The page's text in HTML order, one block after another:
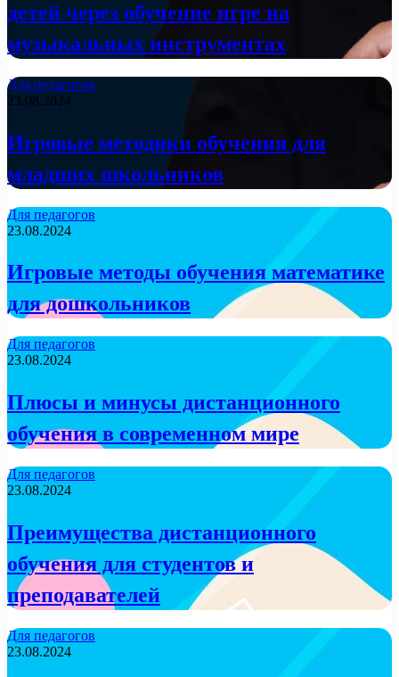
детей через обучение игре на
музыкальных инструментах
Для педагогов
23.08.2024
Игровые методики обучения для
младших школьников
Для педагогов
23.08.2024
Игровые методы обучения математике
для дошкольников
Для педагогов
23.08.2024
Плюсы и минусы дистанционного
обучения в современном мире
Для педагогов
23.08.2024
Преимущества дистанционного
обучения для студентов и
преподавателей
Для педагогов
23.08.2024